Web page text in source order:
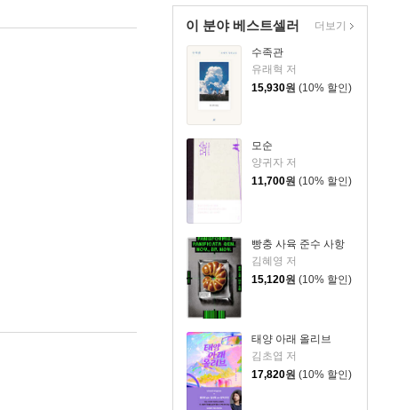
이 분야 베스트셀러
수족관
유래혁 저
15,930원 (10% 할인)
모순
양귀자 저
11,700원 (10% 할인)
빵충 사육 준수 사항
김혜영 저
15,120원 (10% 할인)
태양 아래 올리브
김초엽 저
17,820원 (10% 할인)
더보기